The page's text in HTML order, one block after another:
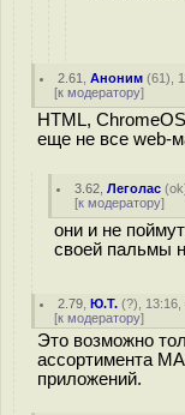
2.61 ,Аноним (61),
[к модератору]
HTML,
еще не все web-
3.62 ,Леголас (ok
[к модератору]
они и не
своей пальмы
2.79 ,Ю.Т. (?), 13:16,
[к модератору]
Это возможно
ассортимента
приложений.